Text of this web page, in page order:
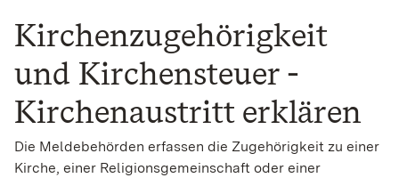
Kirchenzugehörigkeit
und Kirchensteuer -
Kirchenaustritt erklären
Die Meldebehörden erfassen die Zugehörigkeit zu einer
Kirche, einer Religionsgemeinschaft oder einer